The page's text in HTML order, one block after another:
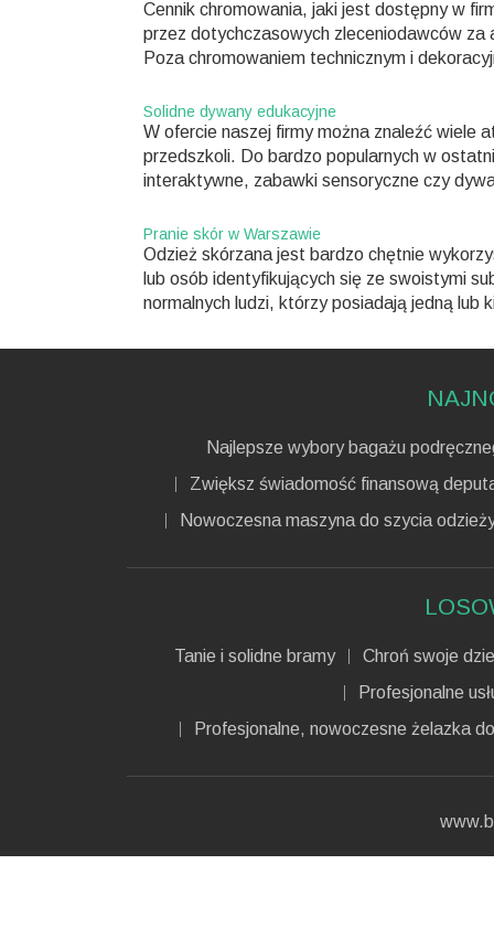
Cennik chromowania, jaki jest dostępny w
przez dotychczasowych zleceniodawców
Poza chromowaniem technicznym i
Solidne dywany edukacyjne
W ofercie naszej firmy można znaleźć wiele
przedszkoli. Do bardzo popularnych w
interaktywne, zabawki sensoryczne czy
Pranie skór w Warszawie
Odzież skórzana jest bardzo chętnie
lub osób identyfikujących się ze swoistymi
normalnych ludzi, którzy posiadają jedną lub
Najlepsze wybory bagażu
Zwiększ świadomość finansową
Nowoczesna maszyna do szycia
Tanie i solidne bramy
Chroń swoje
Profesjonalne
Profesjonalne, nowoczesne żelazka